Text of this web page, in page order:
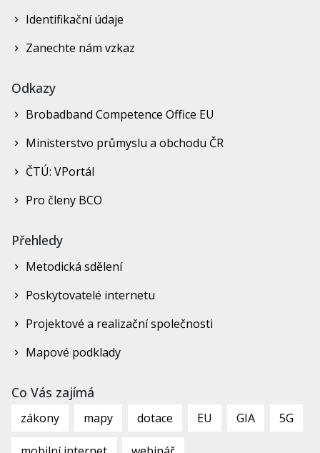
Identifikační údaje
Zanechte nám vzkaz
Odkazy
Brobadband Competence Office EU
Ministerstvo průmyslu a obchodu ČR
ČTÚ: VPortál
Pro členy BCO
Přehledy
Metodická sdělení
Poskytovatelé internetu
Projektové a realizační společnosti
Mapové podklady
Co Vás zajímá
zákony mapy dotace EU GIA 5G